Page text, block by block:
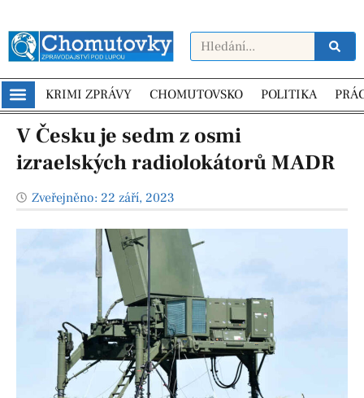
KRIMI ZPRÁVY CHOMUTOVSKO POLITIKA
V Česku je sedm z osmi
izraelských radiolokátorů MADR
Zveřejněno: 22 září, 2023